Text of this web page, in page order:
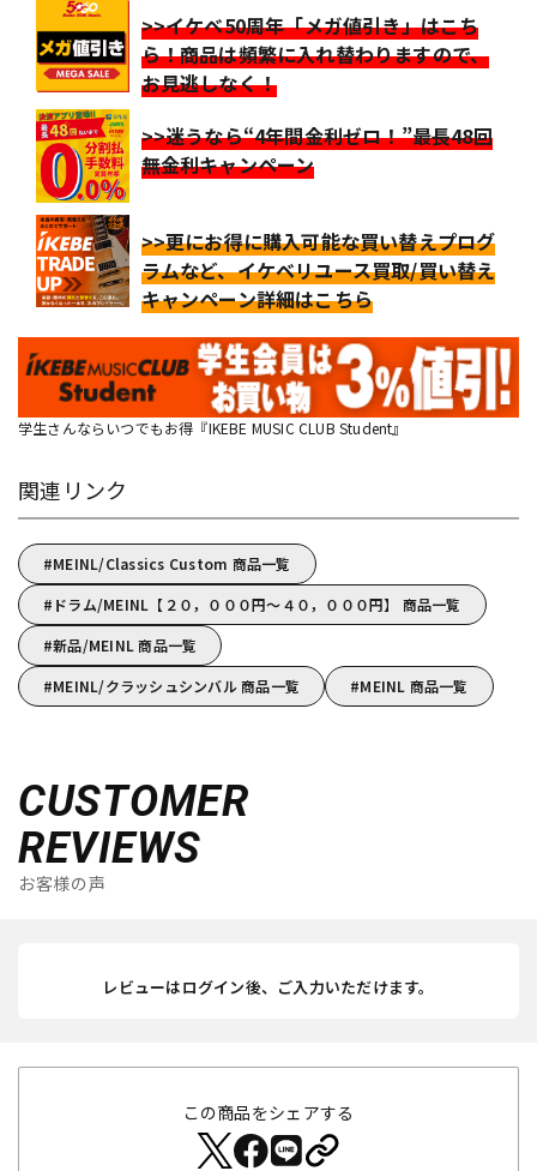
>>イケベ50周年「メガ値引き」はこち
ら！商品は頻繁に入れ替わりますので、
お見逃しなく！
>>迷うなら“4年間金利ゼロ！”最長48回
無金利キャンペーン
>>更にお得に購入可能な買い替えプログ
ラムなど、イケベリユース買取/買い替え
キャンペーン詳細はこちら
学生さんならいつでもお得『IKEBE MUSIC CLUB Student』
関連リンク
MEINL/Classics Custom 商品一覧
ドラム/MEINL【２０，０００円～４０，０００円】 商品一覧
新品/MEINL 商品一覧
MEINL/クラッシュシンバル 商品一覧
MEINL 商品一覧
CUSTOMER
REVIEWS
お客様の声
レビューはログイン後、ご入力いただけます。
この商品をシェアする